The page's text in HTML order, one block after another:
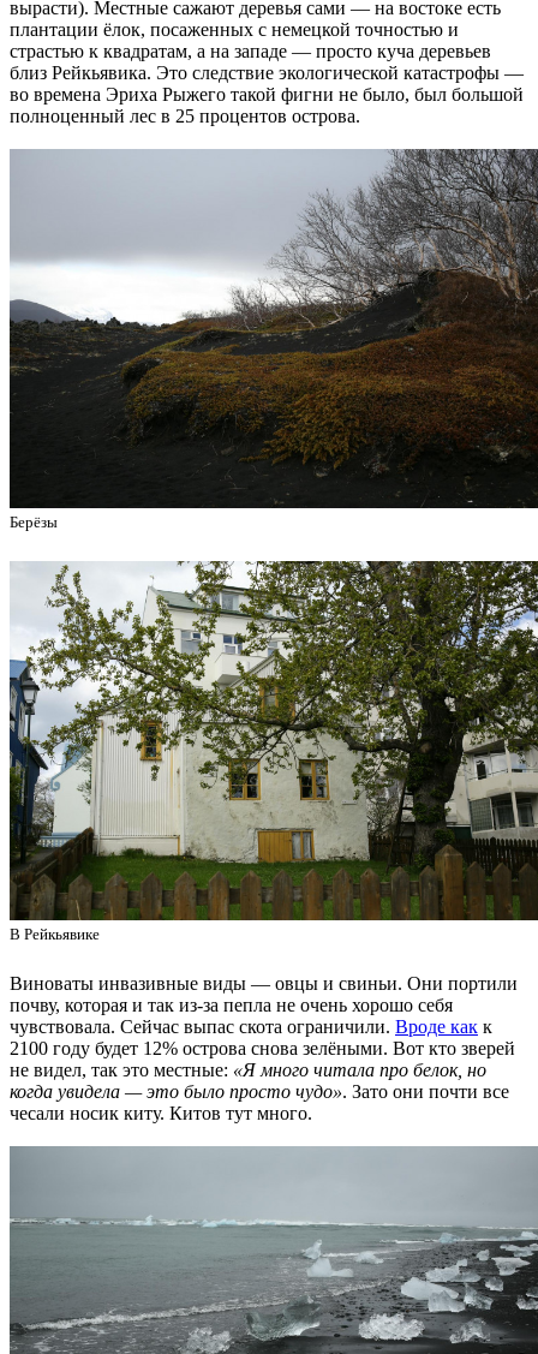
вырасти). Местные сажают деревья сами — на востоке есть
плантации ёлок, посаженных с немецкой точностью и
страстью к квадратам, а на западе — просто куча деревьев
близ Рейкьявика. Это следствие экологической катастрофы —
во времена Эриха Рыжего такой фигни не было, был большой
полноценный лес в 25 процентов острова.
Берёзы
В Рейкьявике
Виноваты инвазивные виды — овцы и свиньи. Они портили
почву, которая и так из-за пепла не очень хорошо себя
чувствовала. Сейчас выпас скота ограничили. Вроде как к
2100 году будет 12% острова снова зелёными. Вот кто зверей
не видел, так это местные: «Я много читала про белок, но
когда увидела — это было просто чудо». Зато они почти все
чесали носик киту. Китов тут много.